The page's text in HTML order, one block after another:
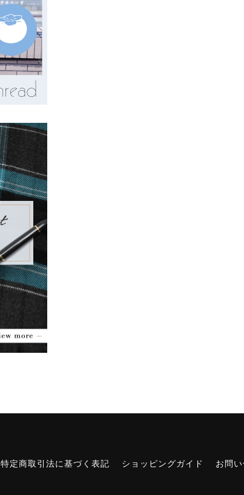
特定商取引法に基づく表記 ショッピングガイド お問